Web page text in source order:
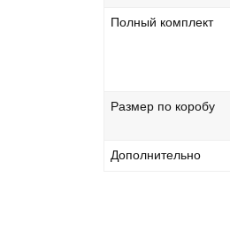
Полный комплект
Размер по коробу
Дополнительно